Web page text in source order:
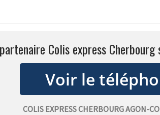
Colis express
COLIS EXPRESS CHERBOURG AGON-